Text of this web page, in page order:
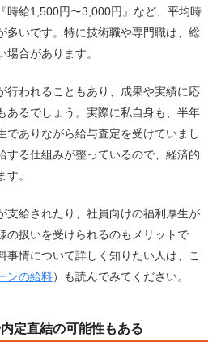
時給1,500円〜3,000円』など、平均時
多いです。特に技術職や専門職は、総
合があります。
行われることもあり、成果や実績に応
あるでしょう。実際に私自身も、半年
でありながら給与査定を受けていまし
する仕組みが整っているので、経済的
。
支給されたり、社員向けの福利厚生が
の扱いを受けられるのもメリットで
事情について詳しく知りたい人は、こ
ンの給料）も読んでみてください。
定直結の可能性もある